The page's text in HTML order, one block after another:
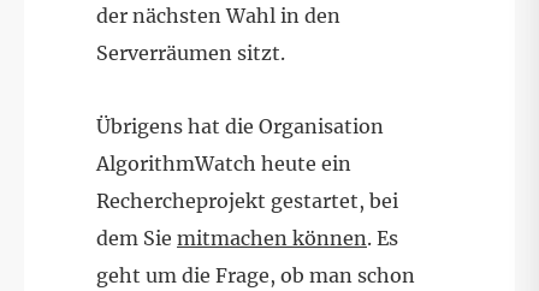
der nächsten Wahl in den
Serverräumen sitzt.
Übrigens hat die Organisation
AlgorithmWatch heute ein
Rechercheprojekt gestartet, bei
dem Sie mitmachen können. Es
geht um die Frage, ob man schon